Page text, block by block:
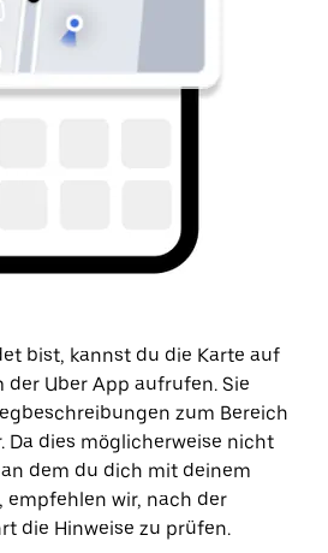
bist, kannst du die Karte auf
Uber App aufrufen. Sie
zum Bereich
Da dies möglicherweise nicht
dem du dich mit deinem
wir, nach der
die Hinweise zu prüfen.